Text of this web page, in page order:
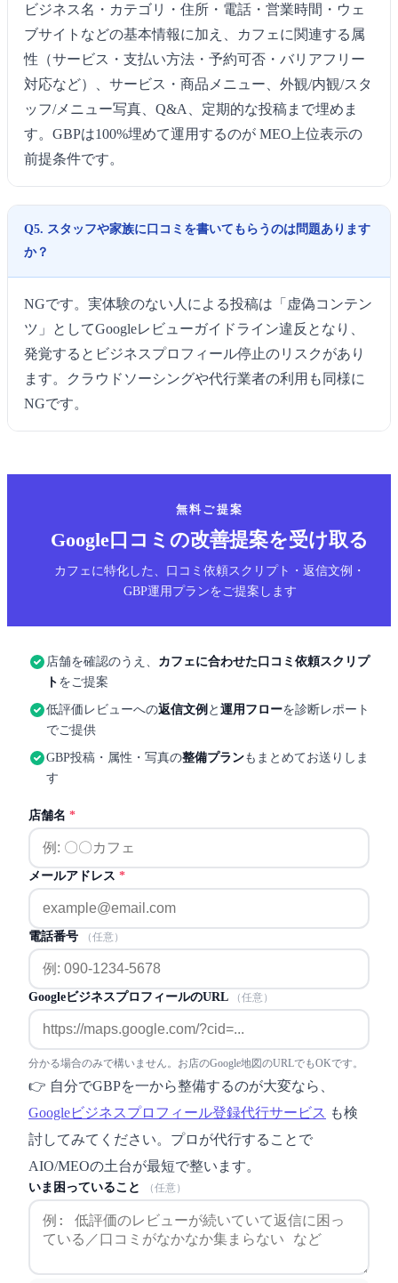
ビジネス名・カテゴリ・住所・電話・営業時間・ウェ
ブサイトなどの基本情報に加え、カフェに関連する属
性（サービス・支払い方法・予約可否・バリアフリー
対応など）、サービス・商品メニュー、外観/内観/スタ
ッフ/メニュー写真、Q&A、定期的な投稿まで埋めま
す。GBPは100%埋めて運用するのが MEO上位表示の
前提条件です。
Q5. スタッフや家族に口コミを書いてもらうのは問題あります
か？
NGです。実体験のない人による投稿は「虚偽コンテン
ツ」としてGoogleレビューガイドライン違反となり、
発覚するとビジネスプロフィール停止のリスクがあり
ます。クラウドソーシングや代行業者の利用も同様に
NGです。
無料ご提案
Google口コミの改善提案を受け取る
カフェに特化した、口コミ依頼スクリプト・返信文例・
GBP運用プランをご提案します
店舗を確認のうえ、 カフェに合わせた口コミ依頼スクリプ
ト をご提案
低評価レビューへの返信文例 と 運用フローを診断レポート
でご提供
GBP投稿・属性・写真の整備プランもまとめてお送りしま
す
店舗名 *
メールアドレス *
電話番号 （任意）
GoogleビジネスプロフィールのURL （任意）
分かる場合のみで構いません。お店のGoogle地図のURLでもOKです。
👉 自分でGBPを一から整備するのが大変なら、
Googleビジネスプロフィール登録代行サービス も検
討してみてください。プロが代行することで
AIO/MEOの土台が最短で整います。
いま困っていること （任意）